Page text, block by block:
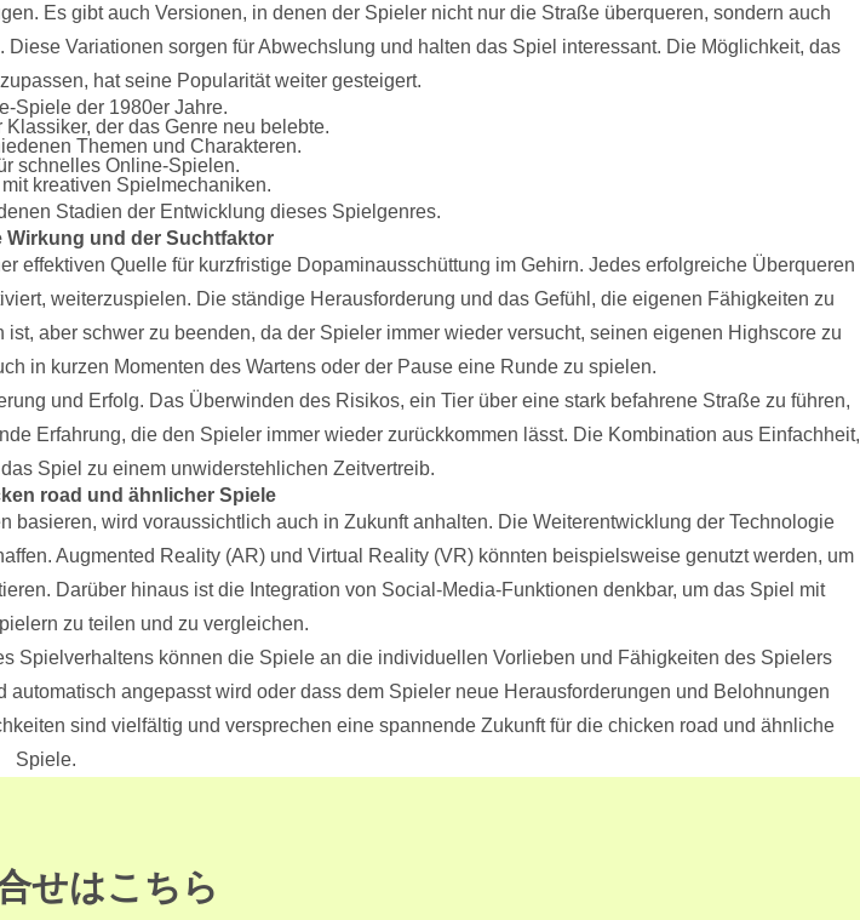
Es gibt auch Versionen, in denen der Spieler nicht nur die Straße überqueren, sondern auch
Variationen sorgen für Abwechslung und halten das Spiel interessant. Die Möglichkeit, das
hat seine Popularität weiter gesteigert.
Spiele der 1980er Jahre.
der das Genre neu belebte.
Themen und Charakteren.
schnelles Online-Spielen.
kreativen Spielmechaniken.
Stadien der Entwicklung dieses Spielgenres.
Wirkung und der Suchtfaktor
Quelle für kurzfristige Dopaminausschüttung im Gehirn. Jedes erfolgreiche Überqueren
weiterzuspielen. Die ständige Herausforderung und das Gefühl, die eigenen Fähigkeiten zu
aber schwer zu beenden, da der Spieler immer wieder versucht, seinen eigenen Highscore zu
in kurzen Momenten des Wartens oder der Pause eine Runde zu spielen.
und Erfolg. Das Überwinden des Risikos, ein Tier über eine stark befahrene Straße zu führen,
Erfahrung, die den Spieler immer wieder zurückkommen lässt. Die Kombination aus Einfachheit,
Spiel zu einem unwiderstehlichen Zeitvertreib.
road und ähnlicher Spiele
wird voraussichtlich auch in Zukunft anhalten. Die Weiterentwicklung der Technologie
Augmented Reality (AR) und Virtual Reality (VR) könnten beispielsweise genutzt werden, um
Darüber hinaus ist die Integration von Social-Media-Funktionen denkbar, um das Spiel mit
zu teilen und zu vergleichen.
Spielverhaltens können die Spiele an die individuellen Vorlieben und Fähigkeiten des Spielers
angepasst wird oder dass dem Spieler neue Herausforderungen und Belohnungen
sind vielfältig und versprechen eine spannende Zukunft für die chicken road und ähnliche
Spiele.
せはこちら